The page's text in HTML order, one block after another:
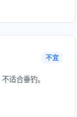
不宜
适合垂钓。